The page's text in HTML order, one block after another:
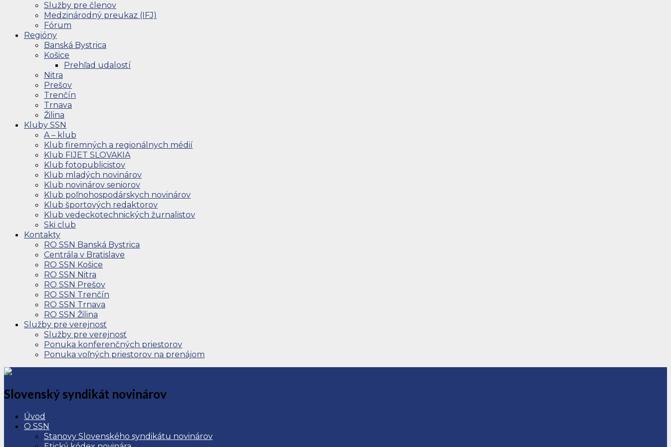
Služby pre členov
Medzinárodný preukaz (IFJ)
Fórum
Regióny
Banská Bystrica
Košice
Prehľad udalostí
Nitra
Prešov
Trenčín
Trnava
Žilina
Kluby SSN
A – klub
Klub firemných a regionálnych médií
Klub FIJET SLOVAKIA
Klub fotopublicistov
Klub mladých novinárov
Klub novinárov seniorov
Klub poľnohospodárskych novinárov
Klub športových redaktorov
Klub vedeckotechnických žurnalistov
Ski club
Kontakty
RO SSN Banská Bystrica
Centrála v Bratislave
RO SSN Košice
RO SSN Nitra
RO SSN Prešov
RO SSN Trenčín
RO SSN Trnava
RO SSN Žilina
Služby pre verejnosť
Služby pre verejnosť
Ponuka konferenčných priestorov
Ponuka voľných priestorov na prenájom
Slovenský syndikát novinárov
Úvod
O SSN
Stanovy Slovenského syndikátu novinárov